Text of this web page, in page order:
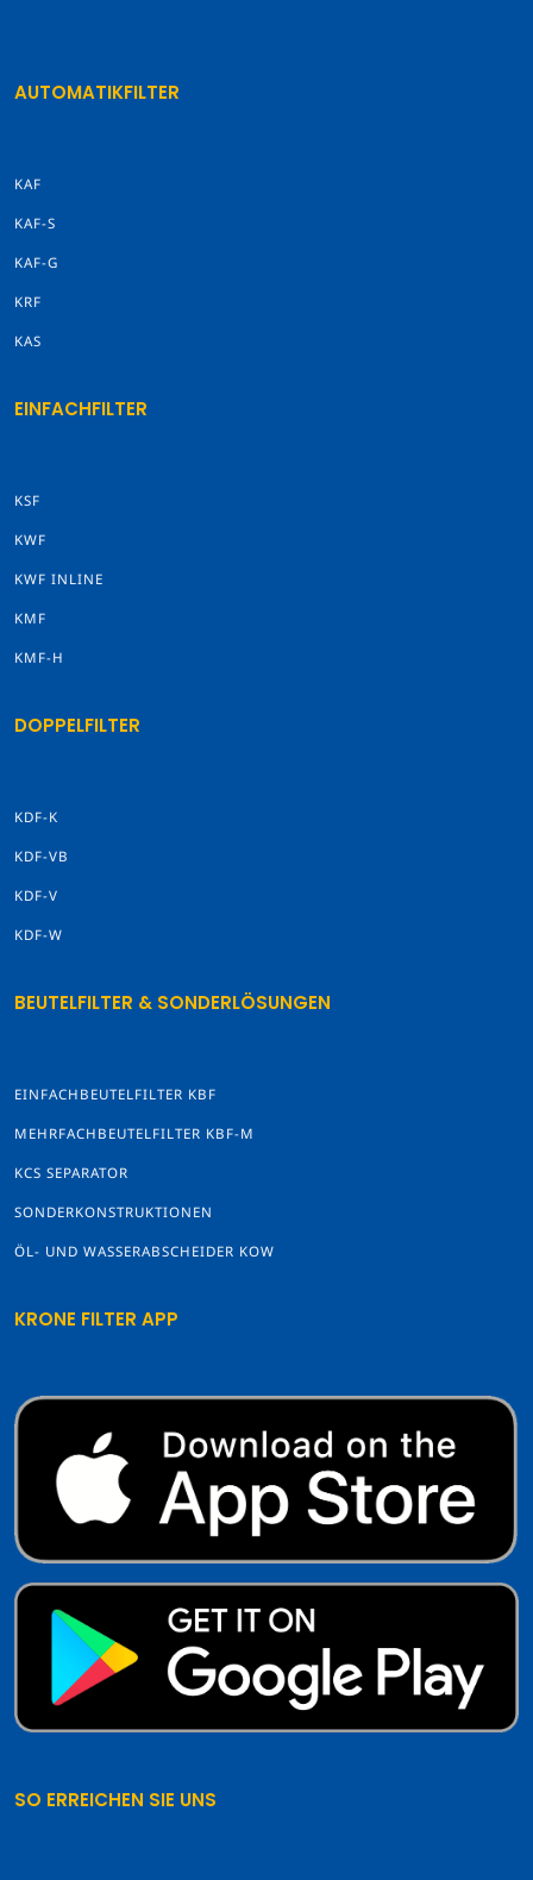
AUTOMATIKFILTER
KAF
KAF-S
KAF-G
KRF
KAS
EINFACHFILTER
KSF
KWF
KWF INLINE
KMF
KMF-H
DOPPELFILTER
KDF-K
KDF-VB
KDF-V
KDF-W
BEUTELFILTER & SONDERLÖSUNGEN
EINFACHBEUTELFILTER KBF
MEHRFACHBEUTELFILTER KBF-M
KCS SEPARATOR
SONDERKONSTRUKTIONEN
ÖL- UND WASSERABSCHEIDER KOW
KRONE FILTER APP
SO ERREICHEN SIE UNS